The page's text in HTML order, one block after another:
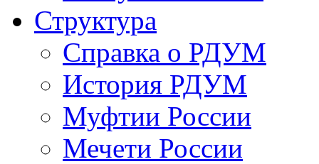
Структура
Справка о РДУМ
История РДУМ
Муфтии России
Мечети России